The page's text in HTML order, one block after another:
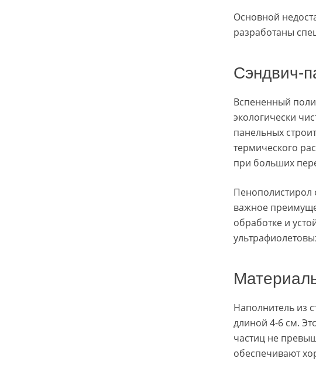
Основной
разработаны
Сэндвич-
Вспененный
экологически
панельных
термического
при больших
Пенополистирол
важное
обработке и
Наполнитель из
длиной 4-6 см.
частиц не
обеспечивают